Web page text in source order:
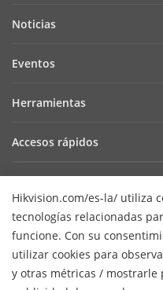
Hikvision.com/es-la/ utiliza
tecnologías relacionadas
funcione. Con su
utilizar cookies para
y otras métricas /
Ciberseguridad
Enfoque en la Calidad
Contáctanos
Preguntas Frecuentes
Noticias
Casos de Éxito
Eventos
Encuentra un Partner
Portal de Partners
Hikvision Embedded Open
Centro de Contenido
Herramientas
SDKs de Integración
SDK de integración
Mapa de recursos
Accesos rápidos
Dónde Comprar
Productos Descontinuados
Hikvision eLearning
Lista de Eventos